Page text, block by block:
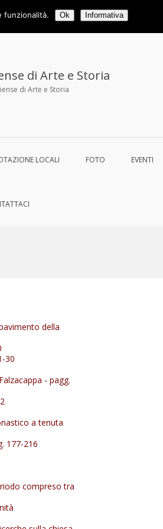
di Arte e Storia
di Arte e Storia
LOCALI FOTO EVENTI
della
30
- pagg.
a tenuta
177-216
compreso tra
funzionalità. Ok Informativa